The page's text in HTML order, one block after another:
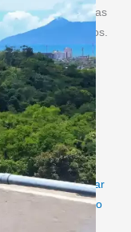
na construção! Mas
estão lá, inteiros.
de Ubatuba
em
Tamoios, com 25
o sistema de
passagem sem a
saber como pagar
sobre o pedágio